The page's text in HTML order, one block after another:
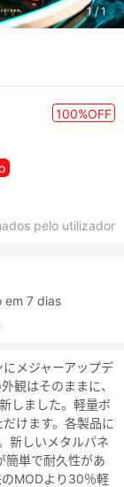
1/1
100%OFF
pelo utilizador
em 7 dias
メジャーアップデ
観はそのままに、
しました。軽量ボ
けます。各製品に
新しいメタルパネ
簡単で耐久性があ
MODより30％軽